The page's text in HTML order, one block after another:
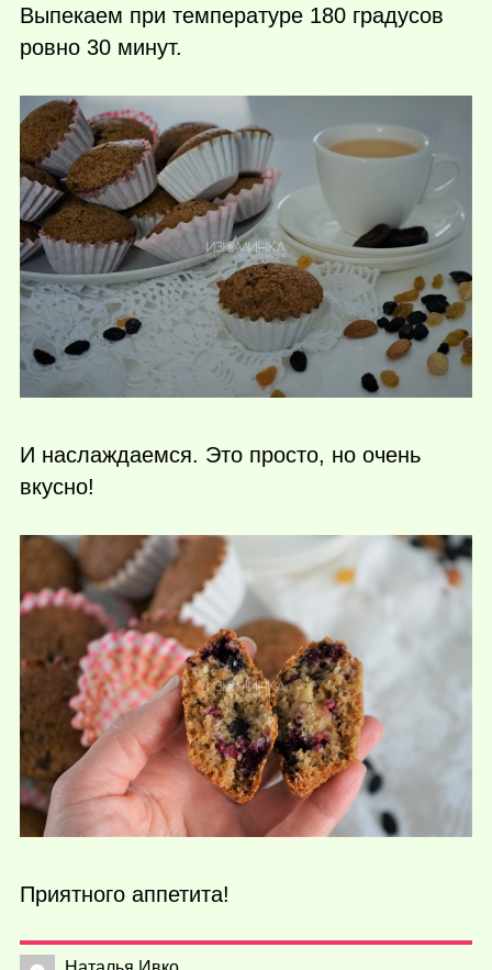
Выпекаем при температуре 180 градусов
ровно 30 минут.
И наслаждаемся. Это просто, но очень
вкусно!
Приятного аппетита!